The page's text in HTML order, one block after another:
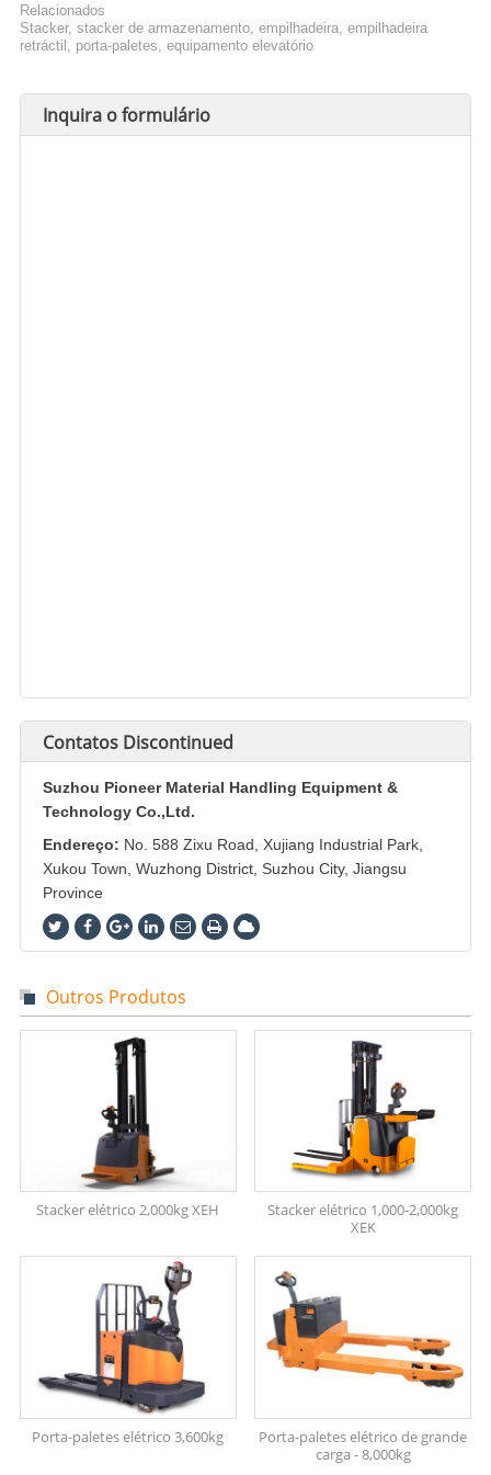
Relacionados
Stacker, stacker de armazenamento, empilhadeira, empilhadeira
retráctil, porta-paletes, equipamento elevatório
Inquira o formulário
Contatos Discontinued
Suzhou Pioneer Material Handling Equipment &
Technology Co.,Ltd.
Endereço: No. 588 Zixu Road, Xujiang Industrial Park,
Xukou Town, Wuzhong District, Suzhou City, Jiangsu
Province
Outros Produtos
Stacker elétrico 2,000kg XEH
Stacker elétrico 1,000-2,000kg
XEK
Porta-paletes elétrico 3,600kg
Porta-paletes elétrico de grande
carga - 8,000kg